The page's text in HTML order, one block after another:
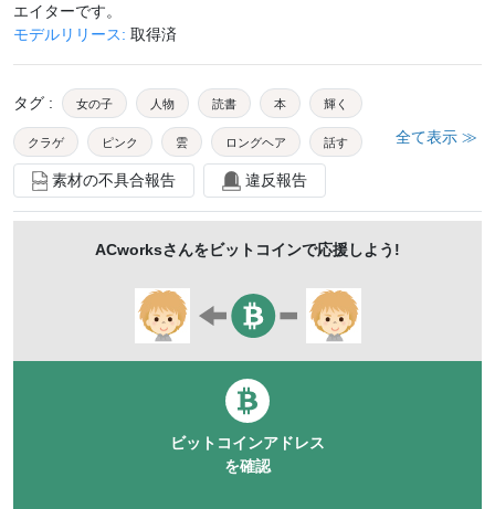
エイターです。
モデルリリース: 取得済
タグ : 女の子 人物 読書 本 輝く
クラゲ ピンク 雲 ロングヘア 話す
ツインテール 半袖 微笑む
アート 夏 小学生 1人 外国人 等倍
屋内 上半身 スタジオ撮影
ポートレート mdfk158 茶髪
メルヘン かわいい
全て表示 ≫
素材の不具合報告 違反報告
ACworksさんをビットコインで応援しよう!
ビットコインアドレス
を確認